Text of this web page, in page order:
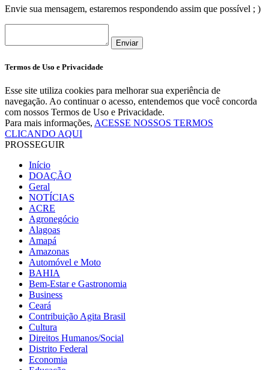
Envie sua mensagem, estaremos respondendo assim que possível ; )
Enviar
Termos de Uso e Privacidade
Esse site utiliza cookies para melhorar sua experiência de
navegação. Ao continuar o acesso, entendemos que você concorda
com nossos Termos de Uso e Privacidade.
Para mais informações, ACESSE NOSSOS TERMOS
CLICANDO AQUI
PROSSEGUIR
Início
DOAÇÃO
Geral
NOTÍCIAS
ACRE
Agronegócio
Alagoas
Amapá
Amazonas
Automóvel e Moto
BAHIA
Bem-Estar e Gastronomia
Business
Ceará
Contribuição Agita Brasil
Cultura
Direitos Humanos/Social
Distrito Federal
Economia